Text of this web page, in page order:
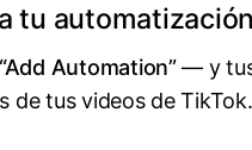
tu automatización
“Add Automation”— y tus
de tus videos de TikTok.